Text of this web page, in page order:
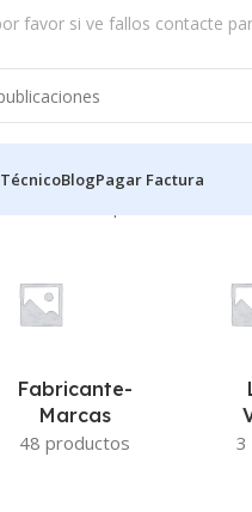
favor si ve fallos contacte
BlogPagar Factura
interna del producto
Fabricante-
Marcas
48 productos
3